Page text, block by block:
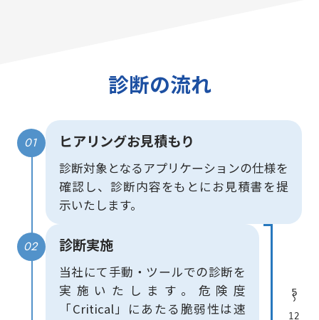
診断の流れ
01 ヒアリングお⾒積もり
診断対象となるアプリケーションの仕様を
確認し、診断内容をもとにお⾒積書を提
⽰いたします。
02 診断実施
当社にて手動・ツールでの診断を
実施いたします。危険度
「Critical」にあたる脆弱性は速
𝟧
〜
𝟣𝟤